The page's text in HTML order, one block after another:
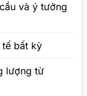
và ý tưởng
tế bất kỳ
lượng từ